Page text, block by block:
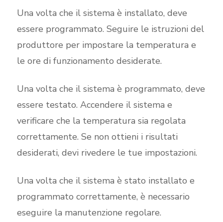
Una volta che il sistema è installato, deve
essere programmato. Seguire le istruzioni del
produttore per impostare la temperatura e
le ore di funzionamento desiderate.
Una volta che il sistema è programmato, deve
essere testato. Accendere il sistema e
verificare che la temperatura sia regolata
correttamente. Se non ottieni i risultati
desiderati, devi rivedere le tue impostazioni.
Una volta che il sistema è stato installato e
programmato correttamente, è necessario
eseguire la manutenzione regolare.